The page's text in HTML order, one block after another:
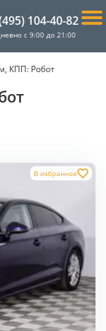
104-40-82
с 9:00 до 21:00
КПП: Робот
В избранное